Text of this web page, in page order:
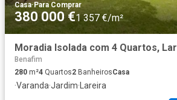
Casa·Para Comprar
380 000 €1 357 €/m²
Benafim
280 m²4 Quartos2 BanheirosCasa
·Varanda·Jardim· Lareira